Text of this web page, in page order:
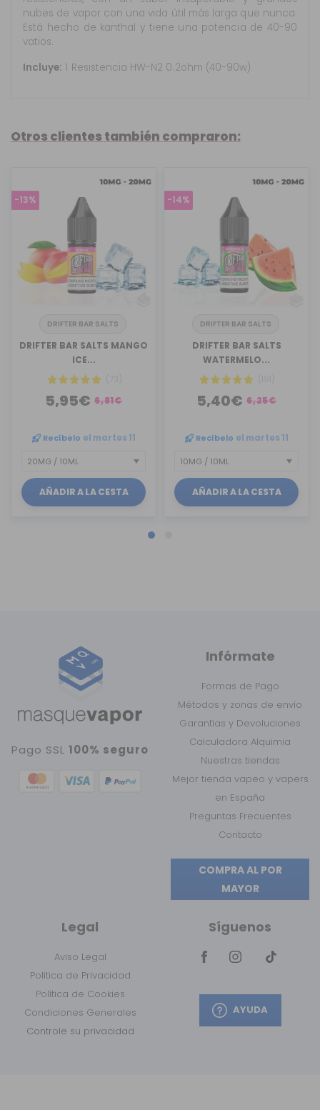
nubes de vapor con una vida útil más larga que nunca.
Está hecho de kanthal y tiene una potencia de 40-90
vatios.
Incluye: 1 Resistencia HW-N2 0.2ohm (40-90w)
Otros clientes también compraron:
-13%
DRIFTER BAR SALTS
DRIFTER BAR SALTS MANGO
ICE...
(73)
5,95€ 6,81€
Recíbelo el martes 11
AÑADIR A LA CESTA
-14%
DRIFTER BAR SALTS
DRIFTER BAR SALTS
WATERMELO...
(191)
5,40€ 6,25€
Recíbelo el martes 11
AÑADIR A LA CESTA
Pago SSL100% seguro
Infórmate
Formas de Pago
Métodos y zonas de envío
Garantías y Devoluciones
Calculadora Alquimia
Nuestras tiendas
Mejor tienda vapeo y vapers
en España
Preguntas Frecuentes
Contacto
COMPRA AL POR
MAYOR
Legal
Aviso Legal
Política de Privacidad
Política de Cookies
Condiciones Generales
Controle su privacidad
Síguenos
AYUDA